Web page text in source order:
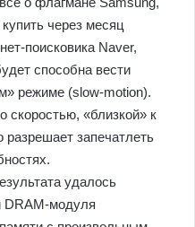
поисковика Naver,
способна вести
режиме (slow-motion).
скоростью, «близкой» к
разрешает запечатлеть
удалось
DRAM-модуля